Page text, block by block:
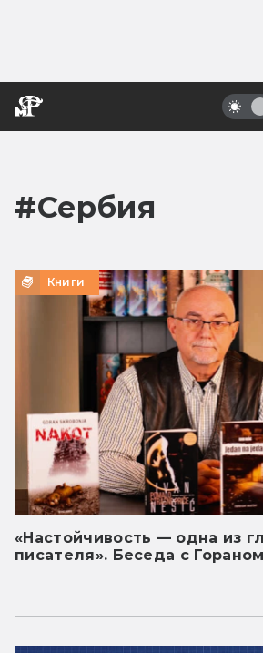
#Сербия
Книги
«Настойчивость — одна из
писателя». Беседа с